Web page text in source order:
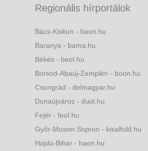
Regionális hírportálok
Bács-Kiskun - baon.hu
Baranya - bama.hu
Békés - beol.hu
Borsod-Abaúj-Zemplén - boon.hu
Csongrád - delmagyar.hu
Dunaújváros - duol.hu
Fejér - feol.hu
Győr-Moson-Sopron - kisalfold.hu
Hajdú-Bihar - haon.hu